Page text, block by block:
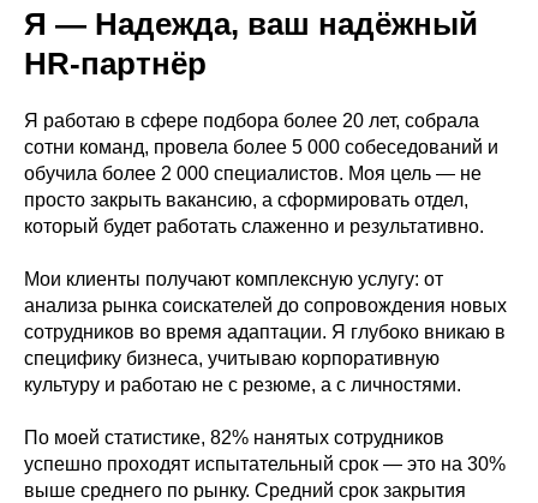
Я — Надежда, ваш надёжный
HR-партнёр
Я работаю в сфере подбора более 20 лет, собрала
сотни команд, провела более 5 000 собеседований и
обучила более 2 000 специалистов. Моя цель — не
просто закрыть вакансию, а сформировать отдел,
который будет работать слаженно и результативно.
Мои клиенты получают комплексную услугу: от
анализа рынка соискателей до сопровождения новых
сотрудников во время адаптации. Я глубоко вникаю в
специфику бизнеса, учитываю корпоративную
культуру и работаю не с резюме, а с личностями.
По моей статистике, 82% нанятых сотрудников
успешно проходят испытательный срок — это на 30%
выше среднего по рынку. Средний срок закрытия